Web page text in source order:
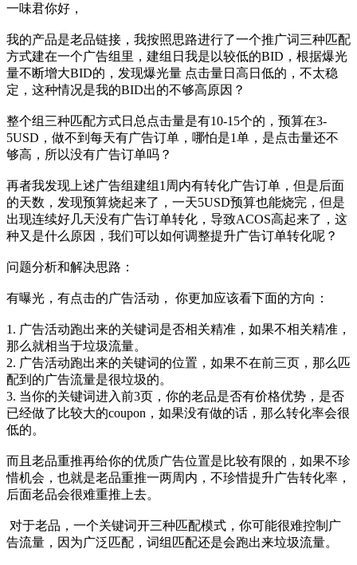
一味君你好，
我的产品是老品链接，我按照思路进行了一个推广词三种匹配
方式建在一个广告组里，建组日我是以较低的BID，根据爆光
量不断增大BID的，发现爆光量 点击量日高日低的，不太稳
定，这种情况是我的BID出的不够高原因？
整个组三种匹配方式日总点击量是有10-15个的，预算在3-
5USD，做不到每天有广告订单，哪怕是1单，是点击量还不
够高，所以没有广告订单吗？
再者我发现上述广告组建组1周内有转化广告订单，但是后面
的天数，发现预算烧起来了，一天5USD预算也能烧完，但是
出现连续好几天没有广告订单转化，导致ACOS高起来了，这
种又是什么原因，我们可以如何调整提升广告订单转化呢？
问题分析和解决思路：
有曝光，有点击的广告活动， 你更加应该看下面的方向：
1. 广告活动跑出来的关键词是否相关精准，如果不相关精准，
那么就相当于垃圾流量。
2. 广告活动跑出来的关键词的位置，如果不在前三页，那么匹
配到的广告流量是很垃圾的。
3. 当你的关键词进入前3页，你的老品是否有价格优势，是否
已经做了比较大的coupon，如果没有做的话，那么转化率会很
低的。
而且老品重推再给你的优质广告位置是比较有限的，如果不珍
惜机会，也就是老品重推一两周内，不珍惜提升广告转化率，
后面老品会很难重推上去。
对于老品，一个关键词开三种匹配模式，你可能很难控制广
告流量，因为广泛匹配，词组匹配还是会跑出来垃圾流量。